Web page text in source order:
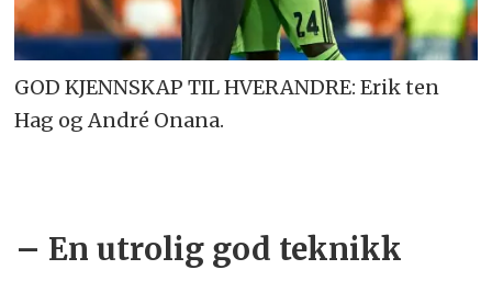
GOD KJENNSKAP TIL HVERANDRE: Erik ten
Hag og André Onana.
– En utrolig god teknikk